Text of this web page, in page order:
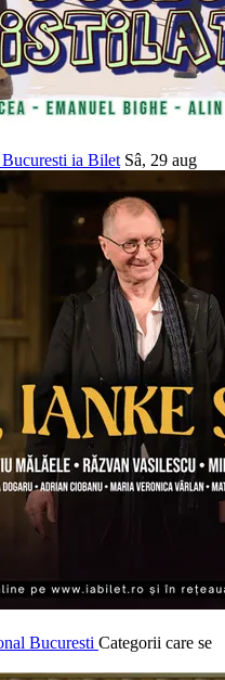
ia Bilet Sâ, 29 aug
Bucuresti Categorii care se